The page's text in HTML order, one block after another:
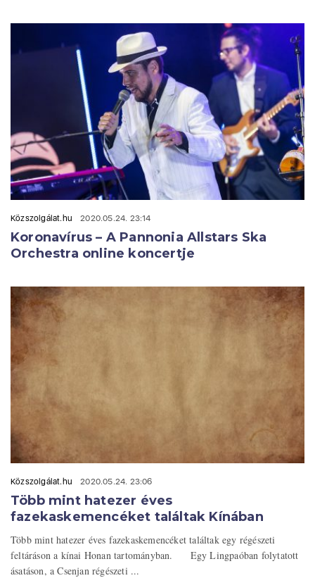
Közszolgálat.hu 2020.05.24. 23:14
Koronavírus – A Pannonia Allstars Ska
Orchestra online koncertje
Közszolgálat.hu 2020.05.24. 23:06
Több mint hatezer éves
fazekaskemencéket találtak Kínában
Több mint hatezer éves fazekaskemencéket találtak egy régészeti
feltáráson a kínai Honan tartományban. Egy Lingpaóban folytatott
ásatáson, a Csenjan régészeti ...